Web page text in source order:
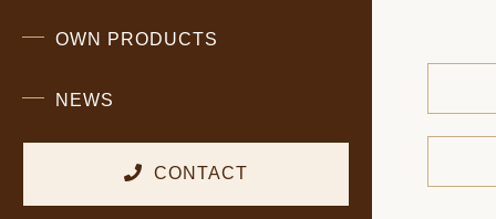
コモンズコネクト
OWN PRODUCTS
自社開発商品
NEWS
CONTACT
お問い合わせ